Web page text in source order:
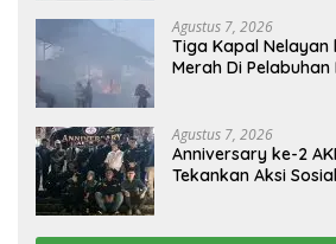
Agustus 7, 2026
Tiga Kapal Nelayan
Merah Di
Agustus 7, 2026
Anniversary ke-2
Tekankan Aksi